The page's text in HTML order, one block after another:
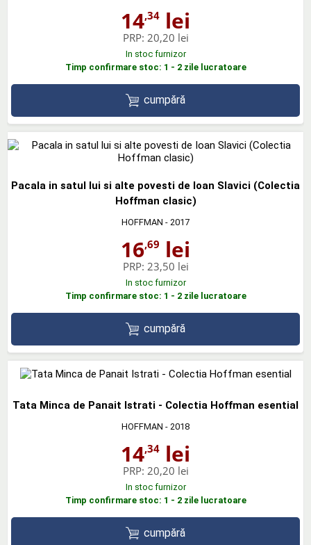
14,34 lei
PRP: 20,20 lei
In stoc furnizor
Timp confirmare stoc: 1 - 2 zile lucratoare
cumpără
Pacala in satul lui si alte povesti de Ioan Slavici (Colectia
Hoffman clasic)
HOFFMAN - 2017
16,69 lei
PRP: 23,50 lei
In stoc furnizor
Timp confirmare stoc: 1 - 2 zile lucratoare
cumpără
Tata Minca de Panait Istrati - Colectia Hoffman esential
HOFFMAN - 2018
14,34 lei
PRP: 20,20 lei
In stoc furnizor
Timp confirmare stoc: 1 - 2 zile lucratoare
cumpără